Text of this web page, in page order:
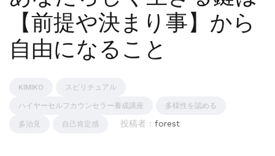
【前提や決まり事】から
自由になること
KIMIKO スピリチュアル
ハイヤーセルフカウンセラー養成講座 多様性を認める
多治見 自己肯定感 投稿者 : forest